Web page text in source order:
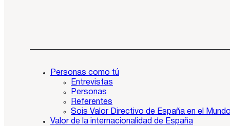
Personas como tú
Entrevistas
Personas
Referentes
Sois Valor Directivo de España en el
Valor de la internacionalidad de España